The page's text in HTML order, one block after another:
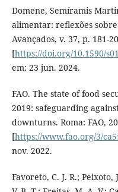
Domene, Semíramis
alimentar: reflexões
Avançados, v. 37, p. 181-
[https://doi.org/10.1590/
em: 23 jun. 2024.
FAO. The state of food
2019: safeguarding
downturns. Roma: FAO,
[https://www.fao.org/3/
nov. 2022.
Favoreto, C. J. R.; Peixoto,